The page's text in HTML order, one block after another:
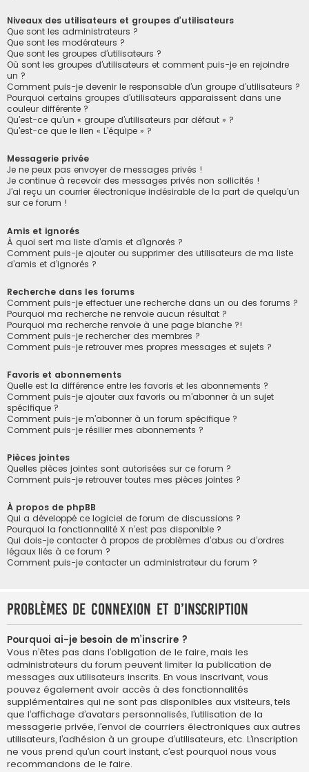
Niveaux des utilisateurs et groupes d’utilisateurs
Que sont les administrateurs ?
Que sont les modérateurs ?
Que sont les groupes d’utilisateurs ?
Où sont les groupes d’utilisateurs et comment puis-je en rejoindre
un ?
Comment puis-je devenir le responsable d’un groupe d’utilisateurs ?
Pourquoi certains groupes d’utilisateurs apparaissent dans une
couleur différente ?
Qu’est-ce qu’un « groupe d’utilisateurs par défaut » ?
Qu’est-ce que le lien « L’équipe » ?
Messagerie privée
Je ne peux pas envoyer de messages privés !
Je continue à recevoir des messages privés non sollicités !
J’ai reçu un courrier électronique indésirable de la part de quelqu’un
sur ce forum !
Amis et ignorés
À quoi sert ma liste d’amis et d’ignorés ?
Comment puis-je ajouter ou supprimer des utilisateurs de ma liste
d’amis et d’ignorés ?
Recherche dans les forums
Comment puis-je effectuer une recherche dans un ou des forums ?
Pourquoi ma recherche ne renvoie aucun résultat ?
Pourquoi ma recherche renvoie à une page blanche ?!
Comment puis-je rechercher des membres ?
Comment puis-je retrouver mes propres messages et sujets ?
Favoris et abonnements
Quelle est la différence entre les favoris et les abonnements ?
Comment puis-je ajouter aux favoris ou m’abonner à un sujet
spécifique ?
Comment puis-je m’abonner à un forum spécifique ?
Comment puis-je résilier mes abonnements ?
Pièces jointes
Quelles pièces jointes sont autorisées sur ce forum ?
Comment puis-je retrouver toutes mes pièces jointes ?
À propos de phpBB
Qui a développé ce logiciel de forum de discussions ?
Pourquoi la fonctionnalité X n’est pas disponible ?
Qui dois-je contacter à propos de problèmes d’abus ou d’ordres
légaux liés à ce forum ?
Comment puis-je contacter un administrateur du forum ?
Problèmes de connexion et d’inscription
Pourquoi ai-je besoin de m’inscrire ?
Vous n’êtes pas dans l’obligation de le faire, mais les
administrateurs du forum peuvent limiter la publication de
messages aux utilisateurs inscrits. En vous inscrivant, vous
pouvez également avoir accès à des fonctionnalités
supplémentaires qui ne sont pas disponibles aux visiteurs, tels
que l’affichage d’avatars personnalisés, l’utilisation de la
messagerie privée, l’envoi de courriers électroniques aux autres
utilisateurs, l’adhésion à un groupe d’utilisateurs, etc. L’inscription
ne vous prend qu’un court instant, c’est pourquoi nous vous
recommandons de le faire.